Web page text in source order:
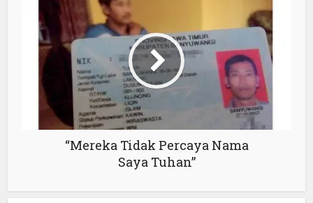
“Mereka Tidak Percaya Nama
Saya Tuhan”